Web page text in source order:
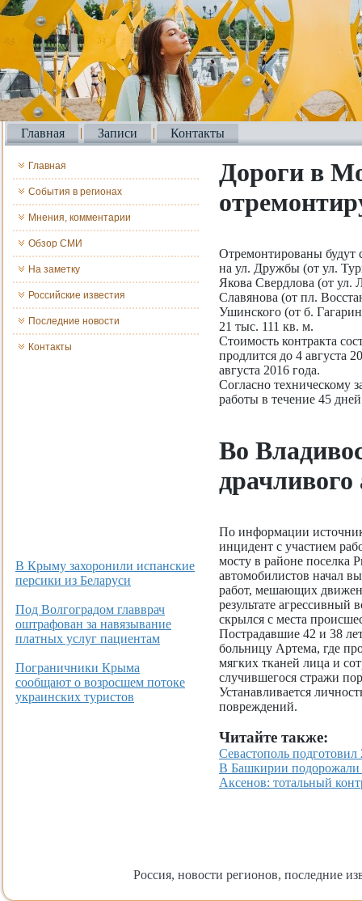
Главная Записи Контакты
Главная
События в регионах
Мнения, комментарии
Обзор СМИ
На заметку
Российские известия
Последние новости
Контакты
В Крыму захоронили испанские
персики из Беларуси
Под Волгоградом главврач
оштрафован за навязывание
платных услуг пациентам
Пограничники Крыма
сообщают о возросшем потоке
украинских туристов
Дороги в
Отремонтированы будут
на ул. Дружбы (от ул.
Якова Свердлова (от ул.
Славянова (от пл.
Ушинского (от б.
21 тыс. 111 кв. м.
Стоимость контракта
продлится до 4 августа
августа 2016 года.
Согласно техническому
работы в течение 45
Во
драчливого
По информации
инцидент с участием
мосту в районе поселка
автомобилистов начал
работ, мешающих
результате
скрылся с места
Пострадавшие 42 и 38
больницу Артема, где
мягких тканей лица и
случившегося стражи
Устанавливается
повреждений.
Читайте также:
Севастополь
В Башкирии подорожали
Аксенов: тотальный
Россия, новости регионов, последние